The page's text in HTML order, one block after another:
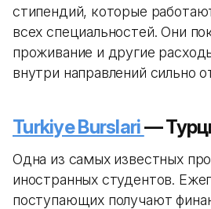
стипендий, которые
всех специальностей. Они
проживание и другие
внутри направлений сильно
Turkiye Burslari—
Одна из самых известных
иностранных студентов.
поступающих получают